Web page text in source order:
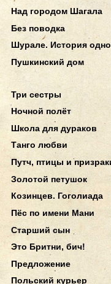
Над городом Шагала
Без поводка
Шурале. История
Пушкинский дом
Три сестры
Ночной полёт
Школа для дураков
Танго любви
Путч, птицы и
Золотой петушок
Козинцев. Гоголиада
Пёс по имени Мани
Старший сын
Это Бритни, бич!
Предложение
Польский курьер